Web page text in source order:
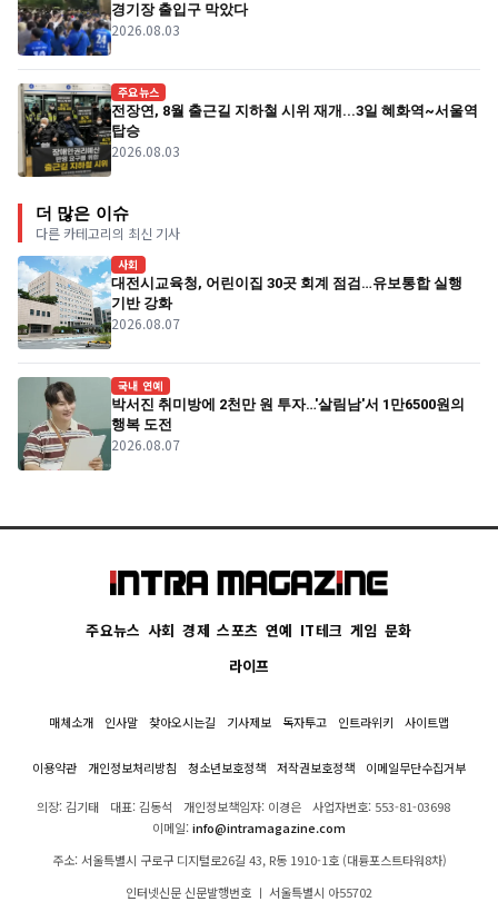
경기장 출입구 막았다
2026.08.03
주요뉴스
전장연, 8월 출근길 지하철 시위 재개...3일 혜화역~서울역
탑승
2026.08.03
더 많은 이슈
다른 카테고리의 최신 기사
사회
대전시교육청, 어린이집 30곳 회계 점검…유보통합 실행
기반 강화
2026.08.07
국내 연예
박서진 취미방에 2천만 원 투자…'살림남'서 1만6500원의
행복 도전
2026.08.07
주요뉴스 사회 경제 스포츠 연예 IT테크 게임 문화
라이프
매체소개 인사말 찾아오시는길 기사제보 독자투고 인트라위키 사이트맵
이용약관 개인정보처리방침 청소년보호정책 저작권보호정책 이메일무단수집거부
의장: 김기태 대표: 김동석 개인정보책임자: 이경은
사업자번호: 553-81-03698
이메일:info@intramagazine.com
주소: 서울특별시 구로구 디지털로26길 43, R동 1910-1호 (대륭포스트타워8차)
인터넷신문 신문발행번호 ㅣ 서울특별시 아55702